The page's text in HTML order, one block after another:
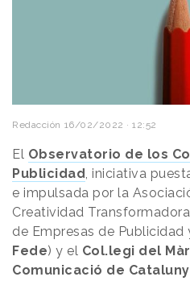
Redacción 16/02/2022 · 12:52
El Observatorio de los
Publicidad, iniciativa
e impulsada por la
Creatividad
de Empresas de Publicidad
Fede) y el Col.legi del
Comunicació de